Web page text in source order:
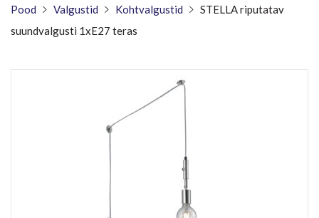
Pood Valgustid Kohtvalgustid
STELLA riputatav
suundvalgusti 1xE27 teras